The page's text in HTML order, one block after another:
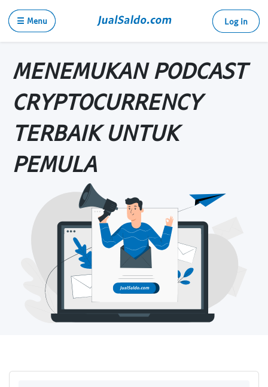
☰ Menu Log in
MENEMUKAN PODCAST
CRYPTOCURRENCY
TERBAIK UNTUK
PEMULA